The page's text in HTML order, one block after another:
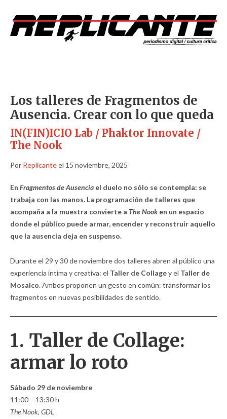
Los talleres de Fragmentos de
Ausencia. Crear con lo que queda
IN(FIN)ICIO Lab / Phaktor Innovate /
The Nook
Por Replicanteel 15 noviembre, 2025
En Fragmentos de Ausencia el duelo no sólo se contempla: se
trabaja con las manos. La programación de talleres que
acompaña a la muestra convierte a The Nook en un espacio
donde el público puede armar, encender y reconstruir aquello
que la ausencia deja en suspenso.
Durante el 29 y 30 de noviembre dos talleres abren al público una
experiencia íntima y creativa: el Taller de Collagey el Taller de
Mosaico. Ambos proponen un gesto en común: transformar los
fragmentos en nuevas posibilidades de sentido.
1. Taller de Collage:
armar lo roto
Sábado 29 de noviembre
11:00 – 13:30 h
The Nook, GDL